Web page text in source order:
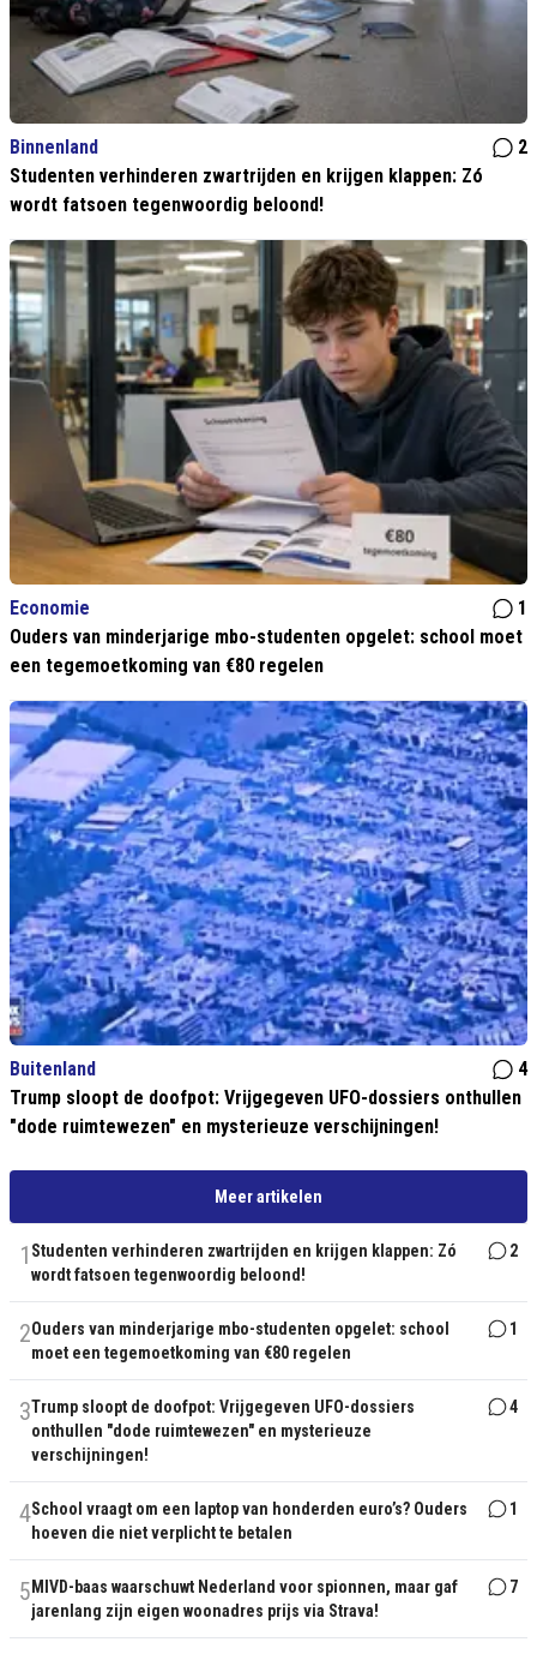
Binnenland
2
Studenten verhinderen zwartrijden en krijgen klappen: Zó
wordt fatsoen tegenwoordig beloond!
Economie
1
Ouders van minderjarige mbo-studenten opgelet: school moet
een tegemoetkoming van €80 regelen
Buitenland
4
Trump sloopt de doofpot: Vrijgegeven UFO-dossiers onthullen
"dode ruimtewezen" en mysterieuze verschijningen!
Meer artikelen
1 Studenten verhinderen zwartrijden en krijgen klappen: Zó
wordt fatsoen tegenwoordig beloond!
2
2Ouders van minderjarige mbo-studenten opgelet: school
moet een tegemoetkoming van €80 regelen
1
3Trump sloopt de doofpot: Vrijgegeven UFO-dossiers
onthullen "dode ruimtewezen" en mysterieuze
verschijningen!
4
4School vraagt om een laptop van honderden euro’s? Ouders
hoeven die niet verplicht te betalen
1
5 MIVD-baas waarschuwt Nederland voor spionnen, maar gaf
jarenlang zijn eigen woonadres prijs via Strava!
7